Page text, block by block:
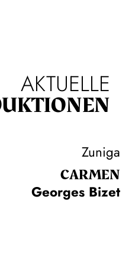
AKTUELLE
Zuniga
CARMEN
Georges Bizet